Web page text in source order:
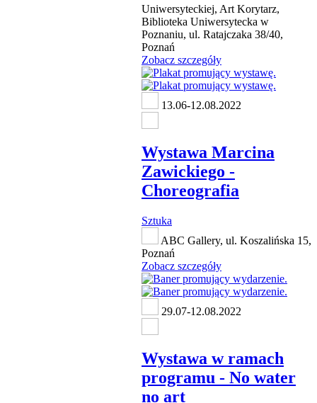
Uniwersyteckiej, Art Korytarz,
Biblioteka Uniwersytecka w
Poznaniu, ul. Ratajczaka 38/40,
Poznań
Zobacz szczegóły
13.06-12.08.2022
Wystawa Marcina
Zawickiego -
Choreografia
Sztuka
ABC Gallery, ul. Koszalińska 15,
Poznań
Zobacz szczegóły
29.07-12.08.2022
Wystawa w ramach
programu - No water
no art